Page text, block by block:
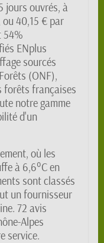
jours ouvrés, à
40,15 € par
54%
ENplus
sourcés
(ONF),
forêts françaises
notre gamme
d'un
où les
à 6,6°C en
sont classés
un fournisseur
72 avis
Alpes
service.